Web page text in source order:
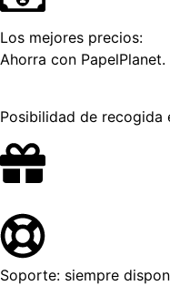
Los mejores precios:
Ahorra con PapelPlanet.
Posibilidad de recogida
Soporte: siempre